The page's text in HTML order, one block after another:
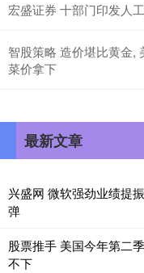
宏盛证券 十部门印发人
智股策略 造价堪比黄金,
菜价拿下
最新文章
兴盛网 微软强劲业绩提
弹
股票推手 美国今年第二
不下